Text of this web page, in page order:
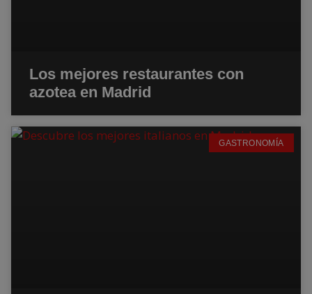
Los mejores restaurantes con
azotea en Madrid
GASTRONOMÍA